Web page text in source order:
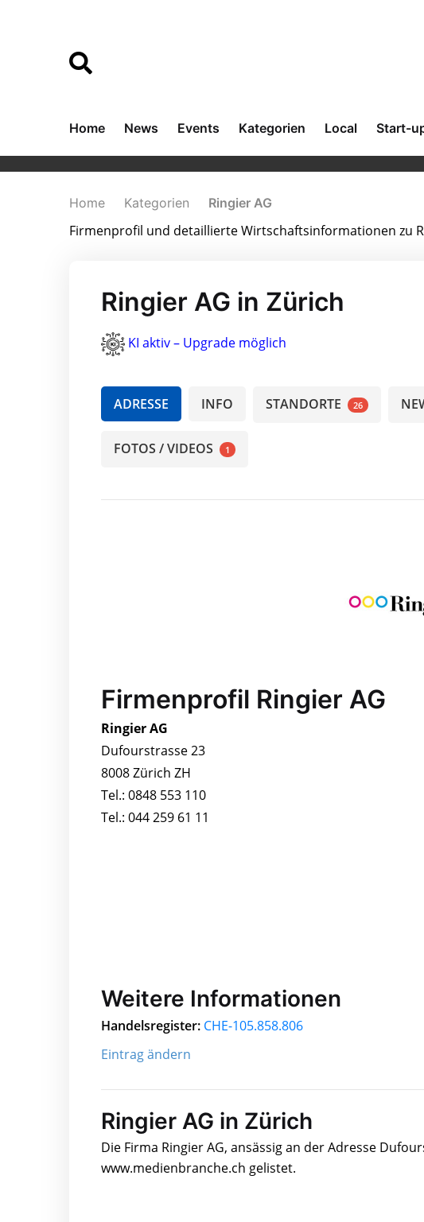
Home News Events Kategorien Local Start-
Home Kategorien Ringier AG
Firmenprofil und detaillierte Wirtschaftsinformationen zu
Ringier AG in Zürich
KI aktiv – Upgrade möglich
ADRESSE INFO STANDORTE 26
FOTOS / VIDEOS 1
Firmenprofil Ringier AG
Ringier AG
Dufourstrasse 23
8008 Zürich ZH
Tel.: 0848 553 110
Tel.: 044 259 61 11
Weitere Informationen
Handelsregister: CHE-105.858.806
Eintrag ändern
Ringier AG in Zürich
Die Firma Ringier AG, ansässig an der Adresse
www.medienbranche.ch gelistet.